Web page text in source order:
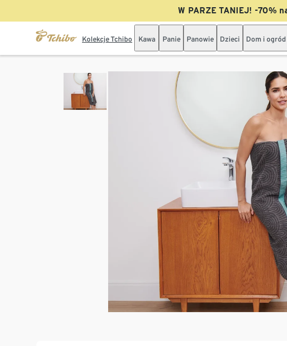
W PARZE TANIEJ! -70%
Kolekcje Tchibo Kawa Panie Panowie Dzieci Dom i ogród